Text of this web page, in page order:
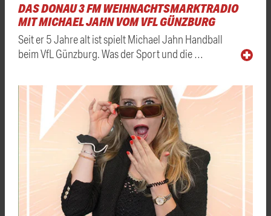
DAS DONAU 3 FM WEIHNACHTSMARKTRADIO
MIT MICHAEL JAHN VOM VFL GÜNZBURG
Seit er 5 Jahre alt ist spielt Michael Jahn Handball
beim VfL Günzburg. Was der Sport und die …